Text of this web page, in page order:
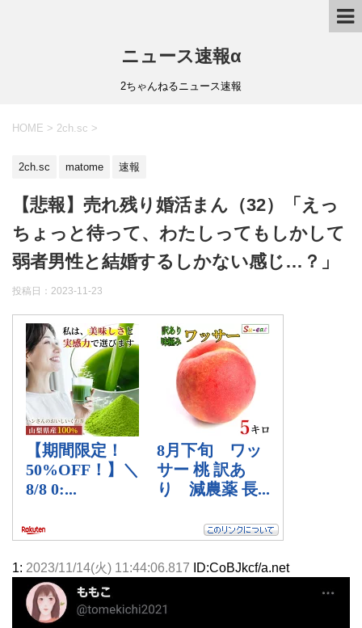
ニュース速報α
2ちゃんねるニュース速報
HOME > 2ch.sc >
2ch.sc matome 速報
【悲報】売れ残り婚活まん（32）「えっ
ちょっと待って、わたしってもしかして
弱者男性と結婚するしかない感じ…？」
投稿日： 2023-11-23
1: 2023/11/14(火) 11:44:06.817 ID:CoBJkcf/a.net